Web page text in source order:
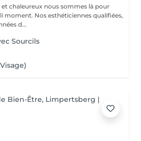
chaleureux nous sommes là pour
moment. Nos esthéticiennes qualifiées,
d...
Sourcils